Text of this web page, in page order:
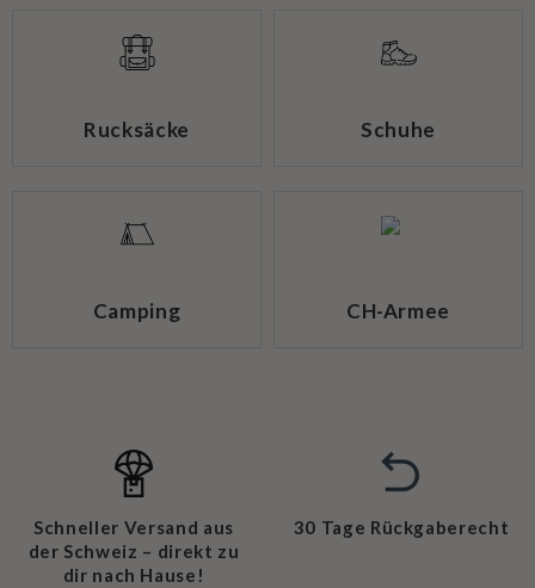
Rucksäcke Schuhe
Camping CH-Armee
Schneller Versand aus
der Schweiz – direkt zu
dir nach Hause!
30 Tage Rückgaberecht